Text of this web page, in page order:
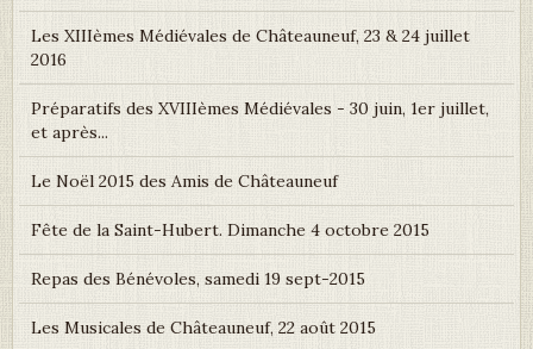
Les XIIIèmes Médiévales de Châteauneuf, 23 & 24 juillet
2016
Préparatifs des XVIIIèmes Médiévales - 30 juin, 1er juillet,
et après...
Le Noël 2015 des Amis de Châteauneuf
Fête de la Saint-Hubert. Dimanche 4 octobre 2015
Repas des Bénévoles, samedi 19 sept-2015
Les Musicales de Châteauneuf, 22 août 2015